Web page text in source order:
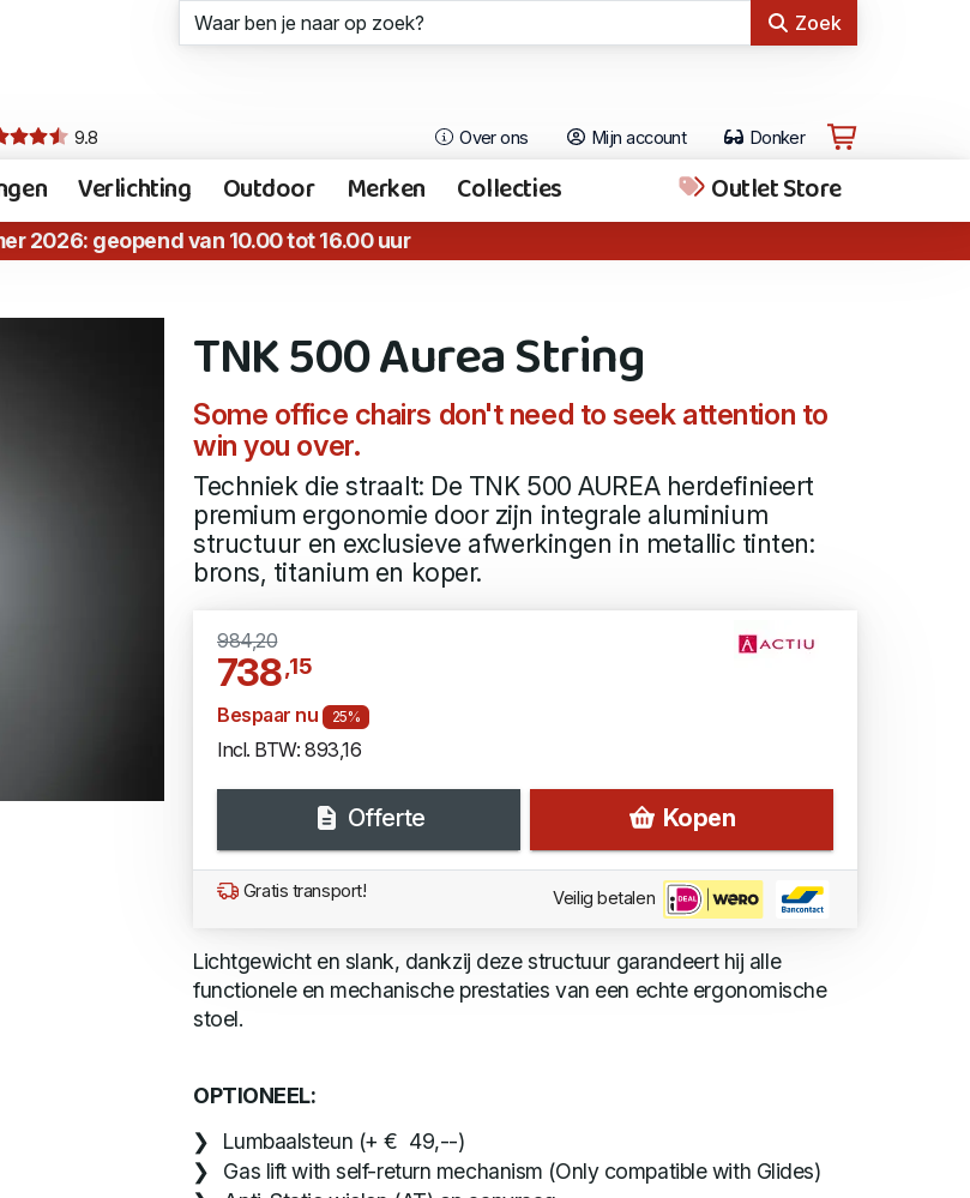
Zoek
9.8 Over ons Mijn account Donker
Verlichting Outdoor Merken Collecties Outlet Store
2026: geopend van 10.00 tot 16.00 uur
TNK 500 Aurea String
Some office chairs don't need to seek attention to
win you over.
Techniek die straalt: De TNK 500 AUREA herdefinieert
premium ergonomie door zijn integrale aluminium
structuur en exclusieve afwerkingen in metallic tinten:
brons, titanium en koper.
984,20
738,15
Bespaar nu 25%
Incl. BTW: 893,16
Offerte Kopen
Gratis transport! Veilig betalen
Lichtgewicht en slank, dankzij deze structuur garandeert hij alle
functionele en mechanische prestaties van een echte ergonomische
stoel.
OPTIONEEL:
Lumbaalsteun (+ € 49,--)
Gas lift with self-return mechanism (Only compatible with Glides)